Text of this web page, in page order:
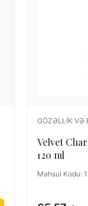
GÖZƏLLIK VƏ
Velvet
120 ml
Məhsul Kodu: